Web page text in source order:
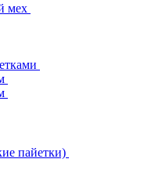
мех
пайетки)